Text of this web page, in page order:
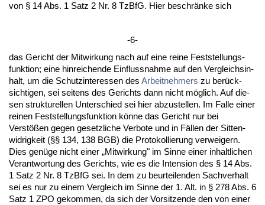
von § 14 Abs. 1 Satz 2 Nr. 8 Tz­B­fG. Hier be­schränke sich
-6-
das Ge­richt der Mit­wir­kung nach auf ei­ne rei­ne Fest­stel­lungs­
funk­ti­on; ei­ne hin­rei­chen­de Ein­fluss­nah­me auf den Ver­gleichs­in­
halt, um die Schutz­in­ter­es­sen des Ar­beit­neh­mers zu berück­
sich­ti­gen, sei sei­tens des Ge­richts dann nicht möglich. Auf die­
sen struk­tu­rel­len Un­ter­schied sei hier ab­zu­stel­len. Im Fal­le ei­ner
rei­nen Fest­stel­lungs­funk­ti­on könne das Ge­richt nur bei
Verstößen ge­gen ge­setz­li­che Ver­bo­te und in Fällen der Sit­ten­
wid­rig­keit (§§ 134, 138 BGB) die Pro­to­kol­lie­rung ver­wei­gern.
Dies genüge nicht ei­ner „Mit­wir­kung" im Sin­ne ei­ner in­halt­li­chen
Ver­ant­wor­tung des Ge­richts, wie es die In­ten­si­on des § 14 Abs.
1 Satz 2 Nr. 8 Tz­B­fG sei. In dem zu be­ur­tei­len­den Sach­ver­halt
sei es nur zu ei­nem Ver­gleich im Sin­ne der 1. Alt. in § 278 Abs. 6
Satz 1 ZPO ge­kom­men, da sich der Vor­sit­zen­de den von ei­ner